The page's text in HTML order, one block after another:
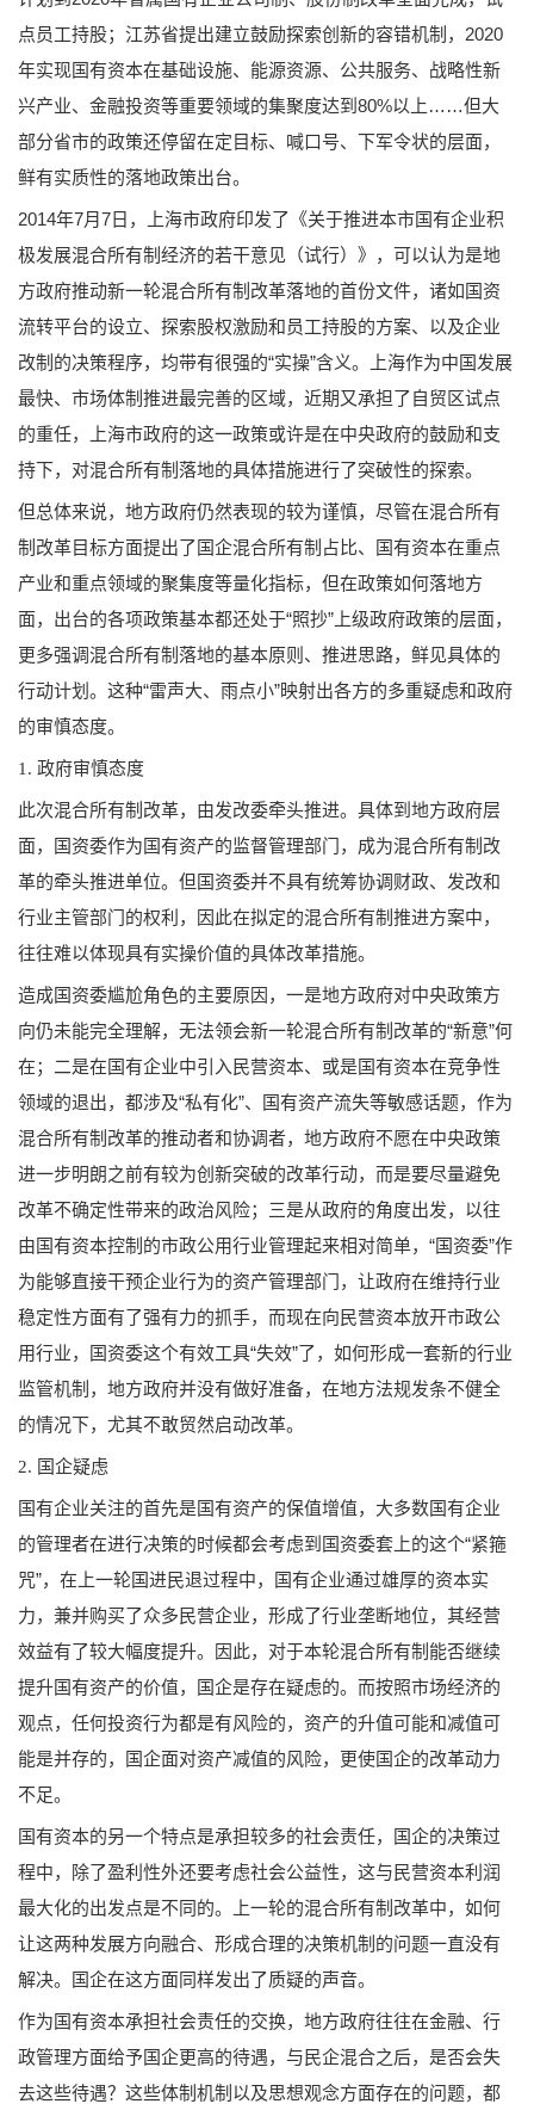
点员工持股；江苏省提出建立鼓励探索创新的容错机制，2020
年实现国有资本在基础设施、能源资源、公共服务、战略性新
兴产业、金融投资等重要领域的集聚度达到80%以上……但大
部分省市的政策还停留在定目标、喊口号、下军令状的层面，
鲜有实质性的落地政策出台。
2014年7月7日，上海市政府印发了《关于推进本市国有企业积
极发展混合所有制经济的若干意见（试行）》，可以认为是地
方政府推动新一轮混合所有制改革落地的首份文件，诸如国资
流转平台的设立、探索股权激励和员工持股的方案、以及企业
改制的决策程序，均带有很强的“实操”含义。上海作为中国发展
最快、市场体制推进最完善的区域，近期又承担了自贸区试点
的重任，上海市政府的这一政策或许是在中央政府的鼓励和支
持下，对混合所有制落地的具体措施进行了突破性的探索。
但总体来说，地方政府仍然表现的较为谨慎，尽管在混合所有
制改革目标方面提出了国企混合所有制占比、国有资本在重点
产业和重点领域的聚集度等量化指标，但在政策如何落地方
面，出台的各项政策基本都还处于“照抄”上级政府政策的层面，
更多强调混合所有制落地的基本原则、推进思路，鲜见具体的
行动计划。这种“雷声大、雨点小”映射出各方的多重疑虑和政府
的审慎态度。
1. 政府审慎态度
此次混合所有制改革，由发改委牵头推进。具体到地方政府层
面，国资委作为国有资产的监督管理部门，成为混合所有制改
革的牵头推进单位。但国资委并不具有统筹协调财政、发改和
行业主管部门的权利，因此在拟定的混合所有制推进方案中，
往往难以体现具有实操价值的具体改革措施。
造成国资委尴尬角色的主要原因，一是地方政府对中央政策方
向仍未能完全理解，无法领会新一轮混合所有制改革的“新意”何
在；二是在国有企业中引入民营资本、或是国有资本在竞争性
领域的退出，都涉及“私有化”、国有资产流失等敏感话题，作为
混合所有制改革的推动者和协调者，地方政府不愿在中央政策
进一步明朗之前有较为创新突破的改革行动，而是要尽量避免
改革不确定性带来的政治风险；三是从政府的角度出发，以往
由国有资本控制的市政公用行业管理起来相对简单，“国资委”作
为能够直接干预企业行为的资产管理部门，让政府在维持行业
稳定性方面有了强有力的抓手，而现在向民营资本放开市政公
用行业，国资委这个有效工具“失效”了，如何形成一套新的行业
监管机制，地方政府并没有做好准备，在地方法规发条不健全
的情况下，尤其不敢贸然启动改革。
2. 国企疑虑
国有企业关注的首先是国有资产的保值增值，大多数国有企业
的管理者在进行决策的时候都会考虑到国资委套上的这个“紧箍
咒”，在上一轮国进民退过程中，国有企业通过雄厚的资本实
力，兼并购买了众多民营企业，形成了行业垄断地位，其经营
效益有了较大幅度提升。因此，对于本轮混合所有制能否继续
提升国有资产的价值，国企是存在疑虑的。而按照市场经济的
观点，任何投资行为都是有风险的，资产的升值可能和减值可
能是并存的，国企面对资产减值的风险，更使国企的改革动力
不足。
国有资本的另一个特点是承担较多的社会责任，国企的决策过
程中，除了盈利性外还要考虑社会公益性，这与民营资本利润
最大化的出发点是不同的。上一轮的混合所有制改革中，如何
让这两种发展方向融合、形成合理的决策机制的问题一直没有
解决。国企在这方面同样发出了质疑的声音。
作为国有资本承担社会责任的交换，地方政府往往在金融、行
政管理方面给予国企更高的待遇，与民企混合之后，是否会失
去这些待遇？这些体制机制以及思想观念方面存在的问题，都